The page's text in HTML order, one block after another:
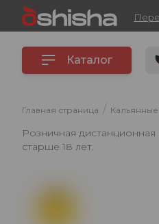
Каталог
Главная страница /
Розничная
старше 18 лет.
ХИТ